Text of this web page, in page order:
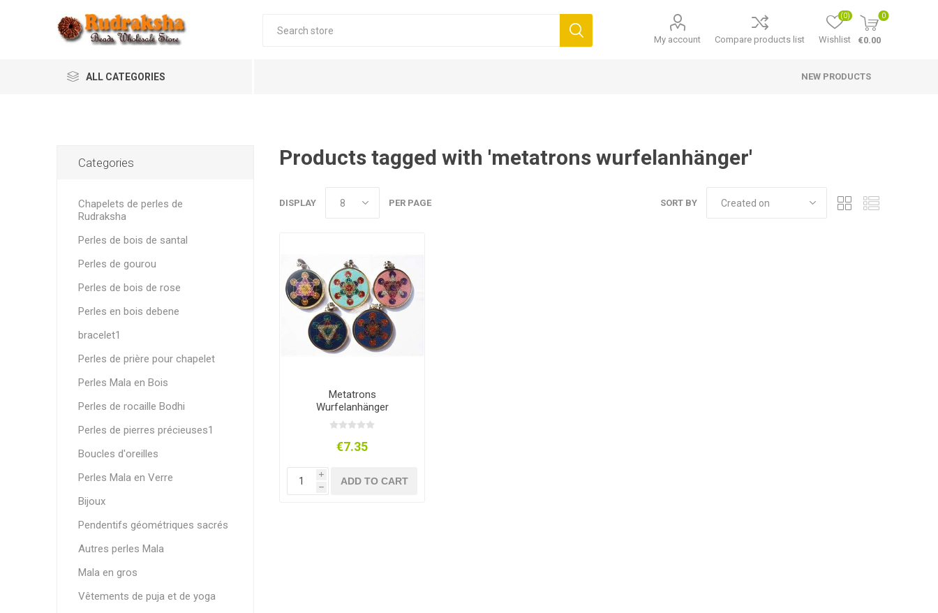
My account Compare products list Wishlist
(0) 0
€0.00
ALL CATEGORIES NEW PRODUCTS
Products tagged with 'metatrons wurfelanhänger'
SORT BY
DISPLAY PER PAGE
Metatrons
Wurfelanhänger
€7.35
i
h
ADD TO CART
Categories
Chapelets de perles de
Rudraksha
Perles de bois de santal
Perles de gourou
Perles de bois de rose
Perles en bois debene
bracelet1
Perles de prière pour chapelet
Perles Mala en Bois
Perles de rocaille Bodhi
Perles de pierres précieuses1
Boucles d'oreilles
Perles Mala en Verre
Bijoux
Pendentifs géométriques sacrés
Autres perles Mala
Mala en gros
Vêtements de puja et de yoga